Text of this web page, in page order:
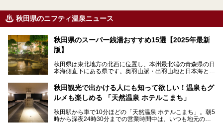
秋田県のニフティ温泉ニュース
秋田県のスーパー銭湯おすすめ15選【2025年最新
版】
秋田県は東北地方の北西に位置し、本州最北端の青森県の日
本海側直下にある県です。奥羽山脈・出羽山地と日本海とい
界自然遺産に登録された白神山地のほか、多くの国立公園・
国定公園を擁しています。
「あきたこまち」に代表される米の生産量は国内第3位。米
ハタハタ・しょっつる（魚醤）といった独特の食材も豊富で
す。
秋田観光で出かける人にも知って欲しい！温泉もグ
ルメも楽しめる 「天然温泉 ホテルこまち」
秋田駅から車で10分ほどの「天然温泉 ホテルこまち」。朝5
時から深夜24時30分までの営業時間中は、いつも地元の人